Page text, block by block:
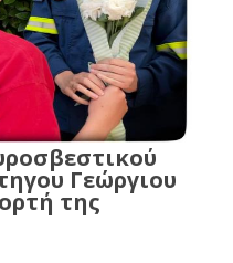
Γεώργιου
της